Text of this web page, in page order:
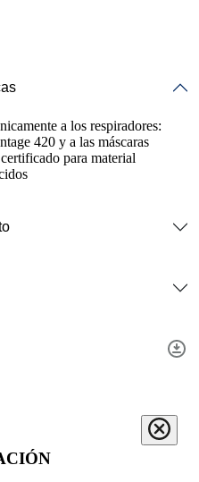
a los respiradores:
420 y a las máscaras
para material